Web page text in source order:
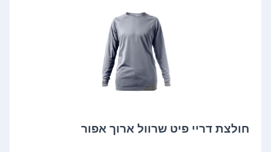
חולצת דריי פיט שרוול ארוך אפור